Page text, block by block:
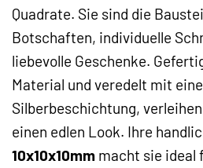
Quadrate. Sie sind die
Botschaften, individuelle
liebevolle Geschenke.
Material und veredelt mit
Silberbeschichtung,
einen edlen Look. Ihre
10x10x10mm macht sie ideal